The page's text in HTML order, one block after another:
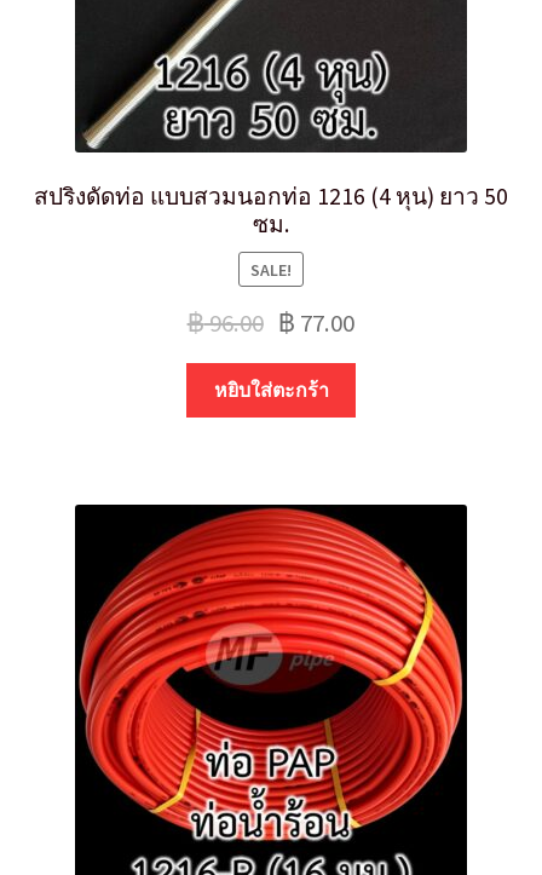
สปริงดัดท่อ แบบสวมนอกท่อ 1216 (4 หุน) ยาว 50
ซม.
SALE!
฿96.00 ฿ 77.00
หยิบใส่ตะกร้า